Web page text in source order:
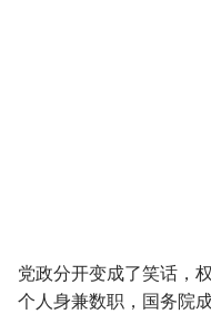
党政分开变成了笑话，
个人身兼数职，国务院